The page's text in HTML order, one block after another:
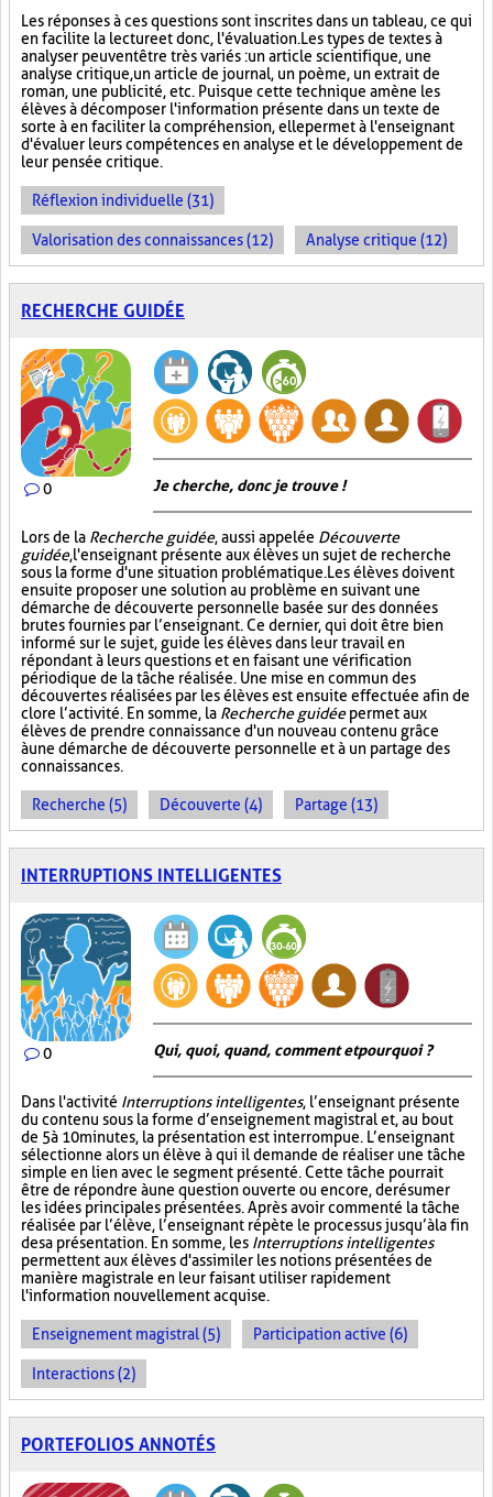
Les réponses à ces questions sont inscrites dans un tableau, ce qui
en facilite la lecture et donc, l'évaluation. Les types de textes à
analyser peuvent être très variés : un article scientifique, une
analyse critique, un article de journal, un poème, un extrait de
roman, une publicité, etc. Puisque cette technique amène les
élèves à décomposer l'information présente dans un texte de
sorte à en faciliter la compréhension, elle permet à l'enseignant
d'évaluer leurs compétences en analyse et le développement de
leur pensée critique.
Réflexion individuelle (31)
Valorisation des connaissances (12) Analyse critique (12)
RECHERCHE GUIDÉE
0 Je cherche, donc je trouve !
Lors de la Recherche guidée, aussi appelée Découverte
guidée, l'enseignant présente aux élèves un sujet de recherche
sous la forme d'une situation problématique. Les élèves doivent
ensuite proposer une solution au problème en suivant une
démarche de découverte personnelle basée sur des données
brutes fournies par l’enseignant. Ce dernier, qui doit être bien
informé sur le sujet, guide les élèves dans leur travail en
répondant à leurs questions et en faisant une vérification
périodique de la tâche réalisée. Une mise en commun des
découvertes réalisées par les élèves est ensuite effectuée afin de
clore l’activité. En somme, la Recherche guidéepermet aux
élèves de prendre connaissance d'un nouveau contenu grâce
à une démarche de découverte personnelle et à un partage des
connaissances.
Recherche (5) Découverte (4) Partage (13)
INTERRUPTIONS INTELLIGENTES
0 Qui, quoi, quand, comment et pourquoi ?
Dans l'activité Interruptions intelligentes, l’enseignant présente
du contenu sous la forme d’enseignement magistral et, au bout
de 5 à 10 minutes, la présentation est interrompue. L’enseignant
sélectionne alors un élève à qui il demande de réaliser une tâche
simple en lien avec le segment présenté. Cette tâche pourrait
être de répondre à une question ouverte ou encore, de résumer
les idées principales présentées. Après avoir commenté la tâche
réalisée par l’élève, l’enseignant répète le processus jusqu’à la fin
de sa présentation. En somme, les Interruptions intelligentes
permettent aux élèves d'assimiler les notions présentées de
manière magistrale en leur faisant utiliser rapidement
l'information nouvellement acquise.
Enseignement magistral (5) Participation active (6)
Interactions (2)
PORTEFOLIOS ANNOTÉS